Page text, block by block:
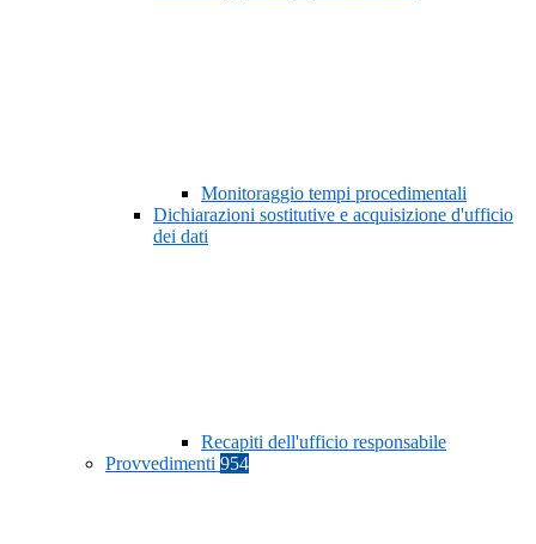
Monitoraggio tempi procedimentali
Dichiarazioni sostitutive e acquisizione d'ufficio
dei dati
Recapiti dell'ufficio responsabile
Provvedimenti 954